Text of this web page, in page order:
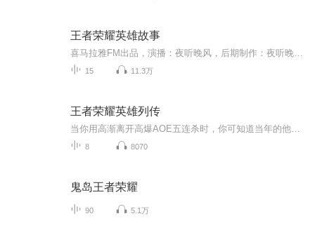
王者荣耀英雄故事
15 11.3万
王者荣耀英雄列传
8 8070
鬼岛王者荣耀
90 5.1万